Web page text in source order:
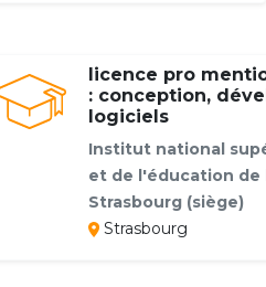
licence pro
: conception,
logiciels
Institut national
et de l'éducation de
Strasbourg (siège)
Strasbourg